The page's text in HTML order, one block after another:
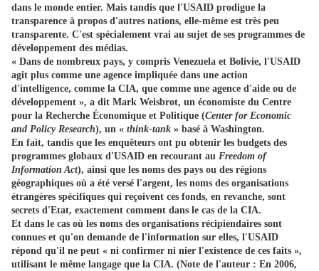
dans le monde entier. Mais tandis que l'USAID prodigue la
transparence à propos d'autres nations, elle-même est très peu
transparente. C'est spécialement vrai au sujet de ses programmes de
développement des médias.
« Dans de nombreux pays, y compris Venezuela et Bolivie, l'USAID
agit plus comme une agence impliquée dans une action
d'intelligence, comme la CIA, que comme une agence d'aide ou de
développement », a dit Mark Weisbrot, un économiste du Centre
pour la Recherche Économique et Politique (Center for Economic
and Policy Research), un « think-tank » basé à Washington.
En fait, tandis que les enquêteurs ont pu obtenir les budgets des
programmes globaux d'USAID en recourant au Freedom of
Information Act), ainsi que les noms des pays ou des régions
géographiques où a été versé l'argent, les noms des organisations
étrangères spécifiques qui reçoivent ces fonds, en revanche, sont
secrets d'Etat, exactement comment dans le cas de la CIA.
Et dans le cas où les noms des organisations récipiendaires sont
connues et qu'on demande de l'information sur elles, l'USAID
répond qu'il ne peut « ni confirmer ni nier l'existence de ces faits »,
utilisant le même langage que la CIA. (Note de l'auteur : En 2006,